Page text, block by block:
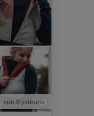
von Kystbarn